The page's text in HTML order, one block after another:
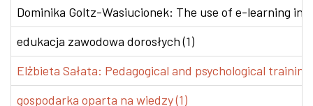
Dominika Goltz-Wasiucionek: The use of e-learning in
edukacja zawodowa dorosłych (1)
Elżbieta Sałata: Pedagogical and psychological
gospodarka oparta na wiedzy (1)